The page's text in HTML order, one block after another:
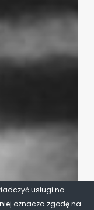
usługi na
oznacza zgodę na